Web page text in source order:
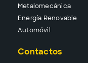
Metalomecánica
Energía Renovable
Automóvil
Contactos